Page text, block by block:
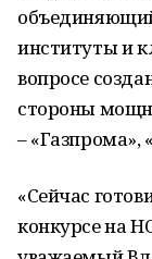
институты и
вопросе
стороны
– «Газпрома»,
«Сейчас
конкурсе на